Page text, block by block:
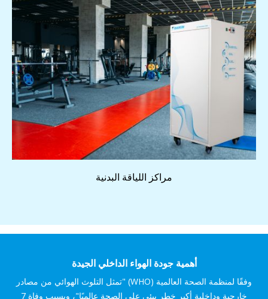
مراكز اللياقة البدنية
أهمية جودة الهواء الداخلي الجيدة
وفقًا لمنظمة الصحة العالمية (WHO) "تمثل التلوث الهوائي من مصادر
خارجية وداخلية أكبر خطر بيئي على الصحة عالميًا"، ويسبب وفاة 7